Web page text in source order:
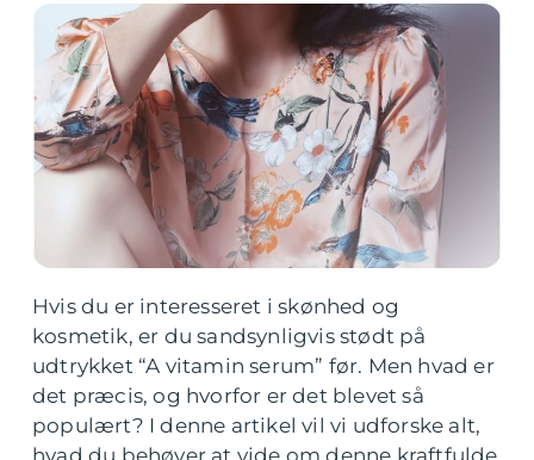
Hvis du er interesseret i skønhed og
kosmetik, er du sandsynligvis stødt på
udtrykket “A vitamin serum” før. Men hvad er
det præcis, og hvorfor er det blevet så
populært? I denne artikel vil vi udforske alt,
hvad du behøver at vide om denne kraftfulde